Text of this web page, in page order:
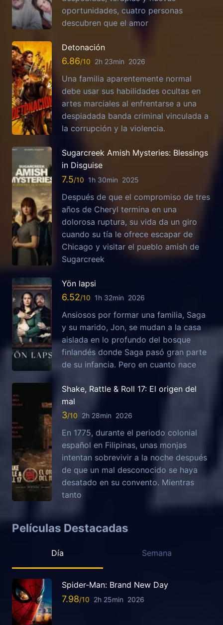
oportunidades, cuatro personas
descubren que el amor
Detonación
6.86 2h 23min 2026
Una familia aparentemente normal
debe usar sus habilidades ocultas en
artes marciales al enfrentarse a una
despiadada banda criminal vinculada a
la corrupción y la violencia.
Sugarcreek Amish Mysteries: Blessings
in Disguise
7.5 1h 30min 2025
Después de que el compromiso de tres
años de Cheryl termina en una
dolorosa ruptura, su vida da un giro
cuando su tía le ofrece escapar de
Chicago y visitar el pueblo amish de
Sugarcreek
Yön lapsi
6.52 1h 32min 2026
Ansiosos por formar una familia, Saga
y su marido, Jon, se mudan a la casa
aislada en lo profundo del bosque
finlandés donde Saga pasó gran parte
de su infancia. Pero en cuanto nace
Shake, Rattle & Roll 17: El origen del
mal
3 2h 28min 2026
En 1775, durante el periodo colonial
español en Filipinas, unas monjas
intentan sobrevivir a la noche después
de que un mal desconocido se haya
desatado en su convento. Mientras
tanto
Películas Destacadas
Día Semana
Spider-Man: Brand New Day
7.98 2h 25min 2026